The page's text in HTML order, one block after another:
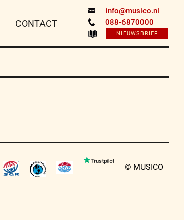
info@musico.nl
088-6870000
NIEUWSBRIEF
CONTACT
© MUSICO